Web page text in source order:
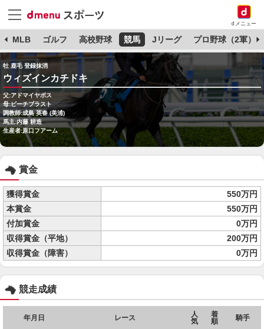
dメニュー
MLB ゴルフ 高校野球 競馬 Jリーグ プロ野球（2軍）
牡 鹿毛 登録抹消
ウィズインカチドキ
父:アドマイヤボス
母:ビーチブラスト
調教師:成島 英春 (美浦)
馬主:内藤 耕造
生産者:原口フアーム
賞金
獲得賞金
550万円
本賞金
550万円
付加賞金
0万円
収得賞金（平地）
200万円
収得賞金（障害）
0万円
競走成績
年月日 レース
人
気
着
順
騎手